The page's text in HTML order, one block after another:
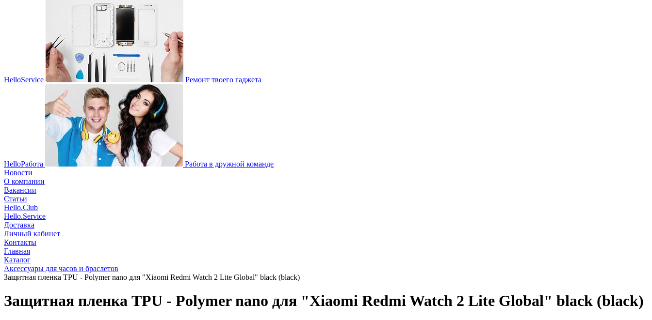
HelloService Ремонт твоего гаджета
HelloРабота
Работа в дружной команде
Новости
О компании
Вакансии
Статьи
Hello.Club
Hello.Service
Доставка
Личный кабинет
Контакты
Главная
Каталог
Аксессуары для часов и браслетов
Защитная пленка TPU - Polymer nano для "Xiaomi Redmi Watch 2 Lite Global" black (black)
Защитная пленка TPU - Polymer nano для "Xiaomi Redmi Watch 2 Lite Global" black (black)